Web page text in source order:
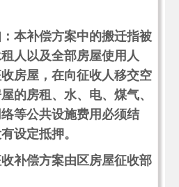
：本补偿方案中的搬迁指被
人以及全部房屋使用人
收房屋，在向征收人移交空
的房租、水、电、煤气、
等公共设施费用必须结
设定抵押。
收补偿方案由区房屋征收部